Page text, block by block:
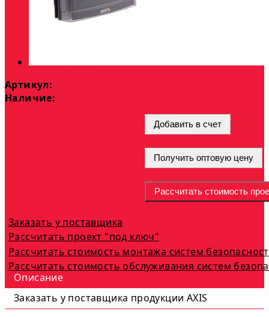
Артикул:
Наличие:
Добавить в счет
Получить оптовую цену
Рассчитать стоимость
Заказать у поставщика
Рассчитать проект "под ключ"
Рассчитать стоимость монтажа систем
Рассчитать стоимость обслуживания систем
Описание
Заказать у поставщика продукции AXIS